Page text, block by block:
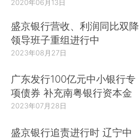
2020年06月13日
盛京银行营收、利润同比双降
领导班子重组进行中
2023年08月27日
广东发行100亿元中小银行专
项债券 补充南粤银行资本金
2023年07月28日
盛京银行追责进行时 辽宁中